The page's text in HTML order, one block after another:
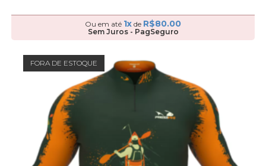
Ou em até 1x de R$80.00
Sem Juros - PagSeguro
FORA DE ESTOQUE